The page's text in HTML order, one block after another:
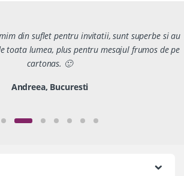
din suflet pentru invitatii, sunt superbe si au
toata lumea, plus pentru mesajul frumos de pe
cartonas. 🙂
Andreea, Bucuresti